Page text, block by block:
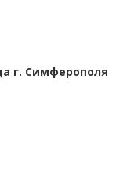
г. Симферополя